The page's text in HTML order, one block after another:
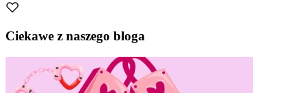
Ciekawe z naszego bloga